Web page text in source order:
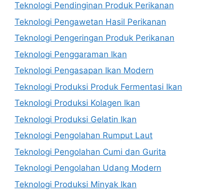
Teknologi Pendinginan Produk Perikanan
Teknologi Pengawetan Hasil Perikanan
Teknologi Pengeringan Produk Perikanan
Teknologi Penggaraman Ikan
Teknologi Pengasapan Ikan Modern
Teknologi Produksi Produk Fermentasi Ikan
Teknologi Produksi Kolagen Ikan
Teknologi Produksi Gelatin Ikan
Teknologi Pengolahan Rumput Laut
Teknologi Pengolahan Cumi dan Gurita
Teknologi Pengolahan Udang Modern
Teknologi Produksi Minyak Ikan